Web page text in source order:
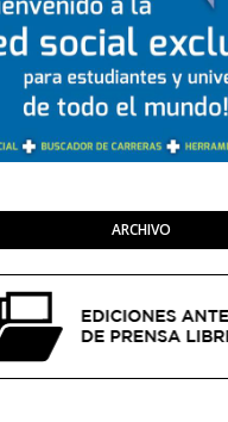
ARCHIVO